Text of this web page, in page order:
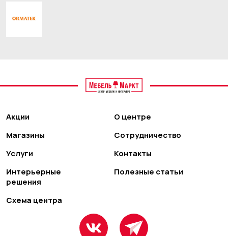
Акции
Магазины
Услуги
Интерьерные
решения
Схема центра
О центре
Сотрудничество
Контакты
Полезные статьи